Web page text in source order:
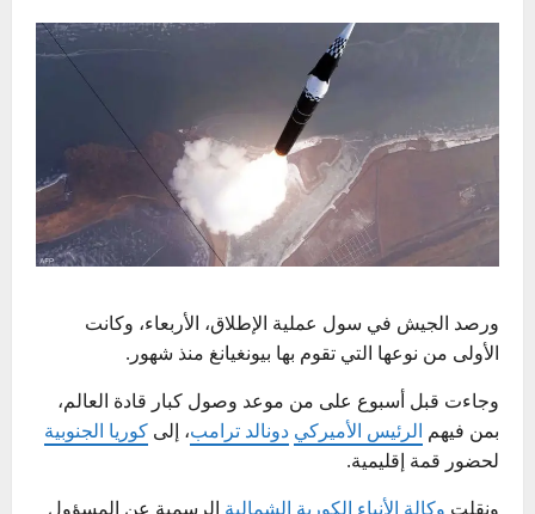
ورصد الجيش في سول عملية الإطلاق، الأربعاء، وكانت
الأولى من نوعها التي تقوم بها بيونغيانغ منذ شهور.
وجاءت قبل أسبوع على من موعد وصول كبار قادة العالم،
بمن فيهم الرئيس الأميركي دونالد ترامب، إلى كوريا الجنوبية
لحضور قمة إقليمية.
ونقلت وكالة الأنباء الكورية الشمالية الرسمية عن المسؤول